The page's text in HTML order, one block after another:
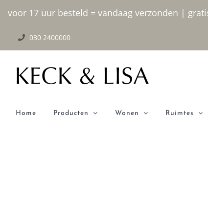
voor 17 uur besteld = vandaag verzonden |
inhoud
030 2400000
Home Producten Wonen Ruimtes